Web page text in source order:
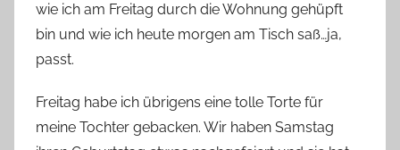
wie ich am Freitag durch die Wohnung gehüpft
bin und wie ich heute morgen am Tisch saß…ja,
passt.
Freitag habe ich übrigens eine tolle Torte für
meine Tochter gebacken. Wir haben Samstag